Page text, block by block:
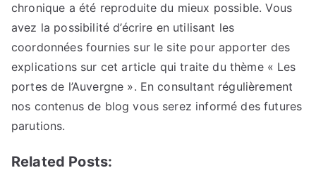
chronique a été reproduite du mieux possible. Vous
avez la possibilité d’écrire en utilisant les
coordonnées fournies sur le site pour apporter des
explications sur cet article qui traite du thème « Les
portes de l’Auvergne ». En consultant régulièrement
nos contenus de blog vous serez informé des futures
parutions.
Related Posts: